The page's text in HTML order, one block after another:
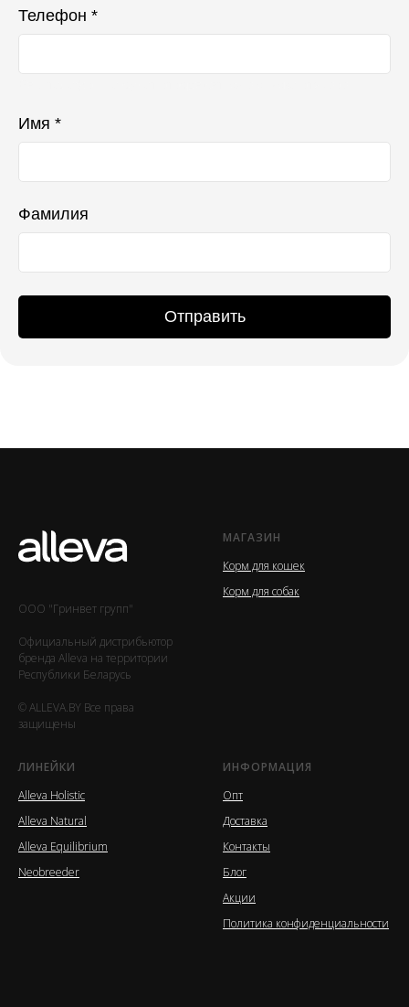
Телефон *
Имя *
Фамилия
Отправить
ООО "Гринвет групп"
Официальный дистрибьютор
бренда Alleva на территории
Республики Беларусь
© ALLEVA.BY Все права
защищены
МАГАЗИН
Корм для кошек
Корм для собак
ЛИНЕЙКИ
Alleva Holistic
Alleva Natural
Alleva Equilibrium
Neobreeder
ИНФОРМАЦИЯ
Опт
Доставка
Контакты
Блог
Акции
Политика конфиденциальности